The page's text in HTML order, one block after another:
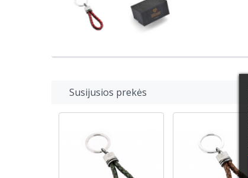
Susijusios prekės